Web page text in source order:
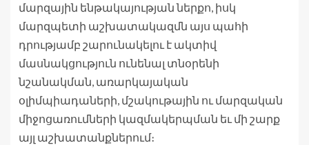
մարզային ենթակայության ներքո, իսկ
մարզպետի աշխատակազմն այս պահի
դրությամբ շարունակելու է ակտիվ
մասնակցություն ունենալ տնօրենի
նշանակման, առարկայական
օլիմպիադաների, մշակութային ու մարզական
միջոցառումների կազմակերպման եւ մի շարք
այլ աշխատանքներում։